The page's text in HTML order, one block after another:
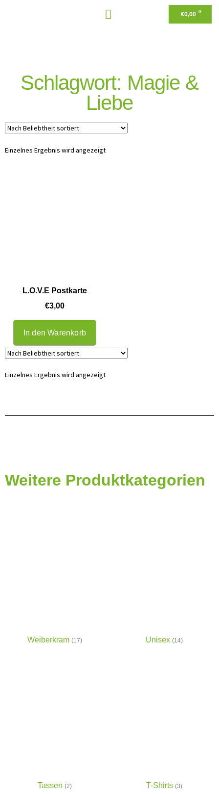
€0,00 0
Schlagwort: Magie &
Liebe
Einzelnes Ergebnis wird angezeigt
L.O.V.E Postkarte
€3,00
In den Warenkorb
Einzelnes Ergebnis wird angezeigt
Weitere Produktkategorien
Weiberkram (17) Unisex (14)
Tassen (2) T-Shirts (3)